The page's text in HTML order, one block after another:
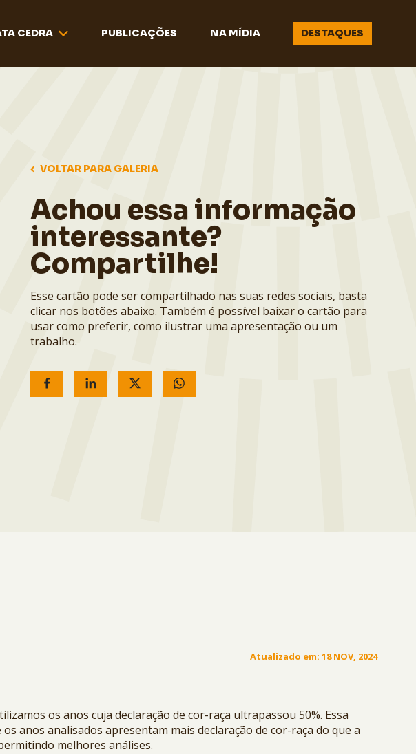
CEDRA PUBLICAÇÕES NA MÍDIA DESTAQUES
VOLTAR PARA GALERIA
Achou essa informação
interessante?
Compartilhe!
Esse cartão pode ser compartilhado nas suas redes sociais, basta
clicar nos botões abaixo. Também é possível baixar o cartão para
usar como preferir, como ilustrar uma apresentação ou um
trabalho.
Atualizado em: 18 NOV, 2024
os anos cuja declaração de cor-raça ultrapassou 50%. Essa
anos analisados apresentam mais declaração de cor-raça do que a
melhores análises.